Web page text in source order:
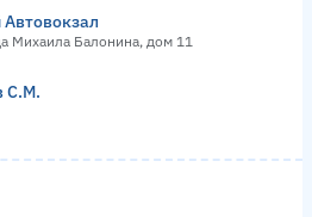
Михаила Балонина, дом 11
С.М.